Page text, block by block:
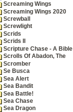
Screaming Wings
Screaming Wings 2020
Screwball
Screwlight
Scrids
Scrids II
Scripture Chase - A Bible
Scrolls Of Abadon, The
Scromber
Se Busca
Sea Alert
Sea Bandit
Sea Battle!
Sea Chase
Sea Dragon